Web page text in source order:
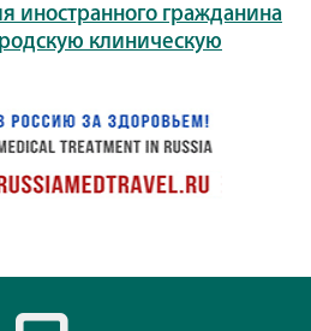
иностранного гражданина
клиническую